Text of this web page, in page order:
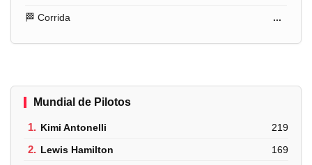
🏁 Corrida ...
Mundial de Pilotos
1. Kimi Antonelli 219
2. Lewis Hamilton 169